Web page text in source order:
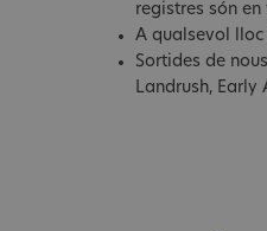
registres són en
A qualsevol
Sortides de
Landrush, Early